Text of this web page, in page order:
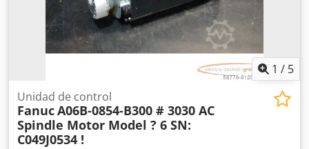
Pesos Peso en vacío: 14.000 kg Carga útil: 18.100 kg MMA:
32.000 kg Peso máximo remolcable: 50.000 kg
Funcionalidad Carrocería extensible: Sí Identificación
Matrícula: BB-869-D = Información de la empresa = Datos
bancarios: Cuenta Rabobank: 39.33.10.655 IBAN:
NL73RABO0393310655 Código SWIFT: RABONL2U -
¡Verifique siempre nuestros datos bancarios antes de
realizar cualquier transacción! - No se reservan vehículos
sin un depósito. - Nos reservamos el derecho a errores de
escritura y descripción en todos los vehículos ofertados.
1 / 5
Unidad de control
FanucA06B-0854-B300 # 3030 AC
Spindle Motor Model ? 6 SN:
C049J0534 !